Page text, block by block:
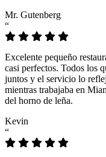
Mr. Gutenberg
“
Excelente pequeño
casi perfectos. Todos los
juntos y el servicio lo
mientras trabajaba en
del horno de leña.
Kevin
“